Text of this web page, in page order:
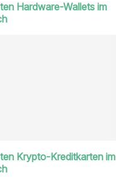
Hardware-Wallets im
Krypto-Kreditkarten im